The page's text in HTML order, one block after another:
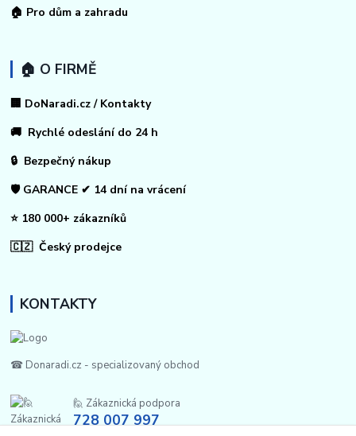
🏠 Pro dům a zahradu
🏠 O FIRMĚ
🏢 DoNaradi.cz / Kontakty
🚚 Rychlé odeslání do 24 h
🔒 Bezpečný nákup
🛡️ GARANCE ✔ 14 dní na vrácení
⭐ 180 000+ zákazníků
🇨🇿 Český prodejce
KONTAKTY
☎ Donaradi.cz - specializovaný obchod
🙋 Zákaznická podpora
728 007 997